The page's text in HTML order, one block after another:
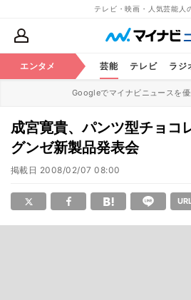
テレビ・映画・人気芸能人
エンタメ 芸能 テレビ ラジ
Googleでマイナビニュースを
成宮寛貴、パンツ型チョコ
グンゼ新製品発表会
掲載日 2008/02/07 08:00